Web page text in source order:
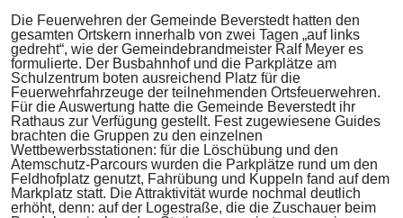
Die Feuerwehren der Gemeinde Beverstedt hatten den
gesamten Ortskern innerhalb von zwei Tagen „auf links
gedreht“, wie der Gemeindebrandmeister Ralf Meyer es
formulierte. Der Busbahnhof und die Parkplätze am
Schulzentrum boten ausreichend Platz für die
Feuerwehrfahrzeuge der teilnehmenden Ortsfeuerwehren.
Für die Auswertung hatte die Gemeinde Beverstedt ihr
Rathaus zur Verfügung gestellt. Fest zugewiesene Guides
brachten die Gruppen zu den einzelnen
Wettbewerbsstationen: für die Löschübung und den
Atemschutz-Parcours wurden die Parkplätze rund um den
Feldhofplatz genutzt, Fahrübung und Kuppeln fand auf dem
Markplatz statt. Die Attraktivität wurde nochmal deutlich
erhöht, denn: auf der Logestraße, die die Zuschauer beim